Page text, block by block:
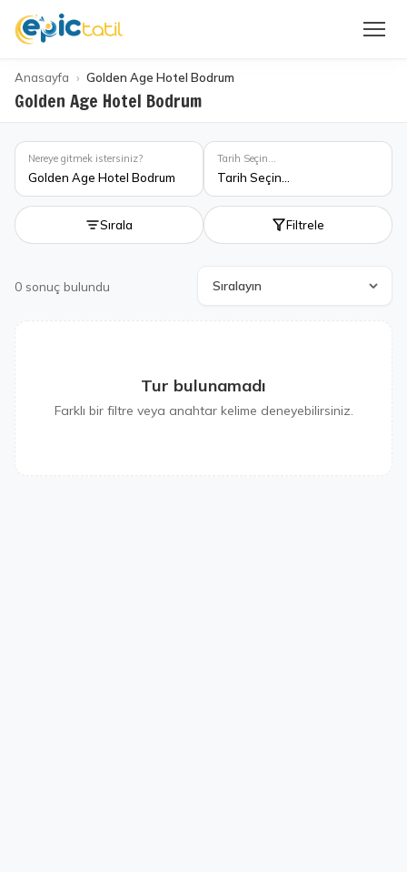
Anasayfa Golden Age Hotel Bodrum
Golden Age Hotel Bodrum
Nereye gitmek istersiniz?
Golden Age Hotel Bodrum
Tarih Seçin...
Tarih Seçin...
Sırala Filtrele
0 sonuç bulundu
Tur bulunamadı
Farklı bir filtre veya anahtar kelime deneyebilirsiniz.